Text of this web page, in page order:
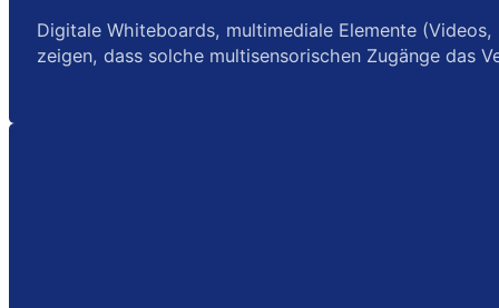
Digitale Whiteboards, multimediale Elemente
zeigen, dass solche multisensorischen Zugänge das